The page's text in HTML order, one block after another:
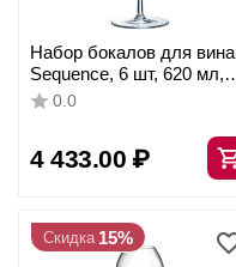
Набор бокалов для вина
Sequence, 6 шт, 620 мл,
D70 мм, H235 мм,
0.0
4 433.00 ₽
Скидка 15%